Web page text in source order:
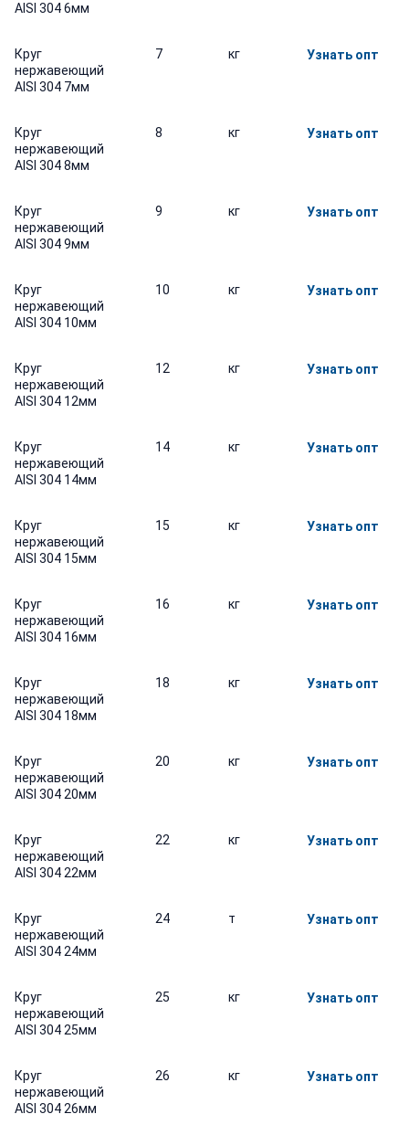
AISI 304 6мм
Круг
нержавеющий
AISI 304 7мм
7 кг Узнать опт
Круг
нержавеющий
AISI 304 8мм
8 кг Узнать опт
Круг
нержавеющий
AISI 304 9мм
9 кг Узнать опт
Круг
нержавеющий
AISI 304 10мм
10 кг Узнать опт
Круг
нержавеющий
AISI 304 12мм
12 кг Узнать опт
Круг
нержавеющий
AISI 304 14мм
14 кг Узнать опт
Круг
нержавеющий
AISI 304 15мм
15 кг Узнать опт
Круг
нержавеющий
AISI 304 16мм
16 кг Узнать опт
Круг
нержавеющий
AISI 304 18мм
18 кг Узнать опт
Круг
нержавеющий
AISI 304 20мм
20 кг Узнать опт
Круг
нержавеющий
AISI 304 22мм
22 кг Узнать опт
Круг
нержавеющий
AISI 304 24мм
24 т Узнать опт
Круг
нержавеющий
AISI 304 25мм
25 кг Узнать опт
Круг
нержавеющий
AISI 304 26мм
26 кг Узнать опт